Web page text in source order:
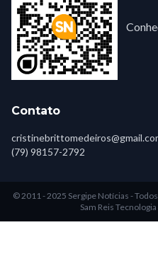
Contato
(79) 98157-2792
© 2011 - 2025 Sergipe Notícias -
Sam Reis